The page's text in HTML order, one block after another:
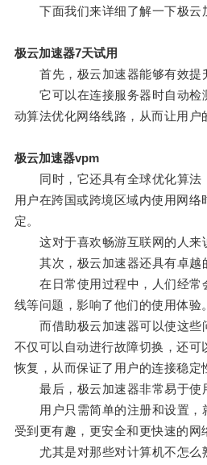
下面我们来详细了解一下极云
极云加速器7天试用
首先，极云加速器能够有效提
它可以在连接服务器时自动检
动算法优化网络线路，从而让用户
极云加速器vpm
同时，它还具有全球优化算法
用户在跨国或跨境区域内使用网络
定。
这对于喜欢畅游互联网的人来
其次，极云加速器还具有卓越
在日常使用过程中，人们经常
线等问题，影响了他们的使用体验。
而借助极云加速器可以使这些
不仅可以自动进行故障切换，还可
恢复，从而保证了用户的连接稳定
最后，极云加速器非常易于使
用户只需简单的注册和设置，
受到更有趣，更安全和更快速的网
尤其是对那些对计算机不怎么